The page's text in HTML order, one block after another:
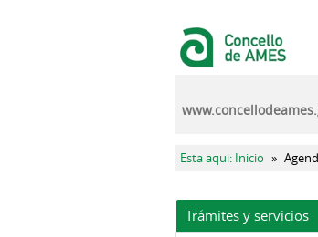
Se encuentra
Esta aqui: Inicio »
Trámites y servicios